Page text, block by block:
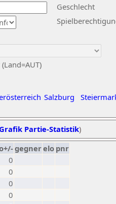
Geschlecht
Salzburg
Partie-Statistik)
gegnerelo pnr
0
0
0
0